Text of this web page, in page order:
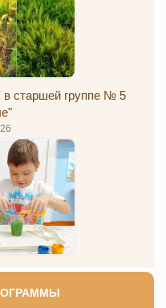
в старшей группе № 5